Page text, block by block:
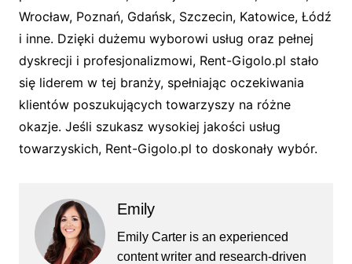
Wrocław, Poznań, Gdańsk, Szczecin, Katowice, Łódź
i inne. Dzięki dużemu wyborowi usług oraz pełnej
dyskrecji i profesjonalizmowi, Rent-Gigolo.pl stało
się liderem w tej branży, spełniając oczekiwania
klientów poszukujących towarzyszy na różne
okazje. Jeśli szukasz wysokiej jakości usług
towarzyskich, Rent-Gigolo.pl to doskonały wybór.
Emily
Emily Carter is an experienced
content writer and research-driven